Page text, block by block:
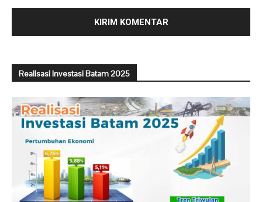
Realisasi Investasi Batam 2025